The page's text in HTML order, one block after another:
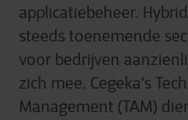
applicatiebeheer.
steeds toenemende
voor bedrijven
zich mee. Cegeka's
Management (TAM)